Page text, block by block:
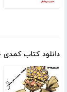
دانلود کتاب